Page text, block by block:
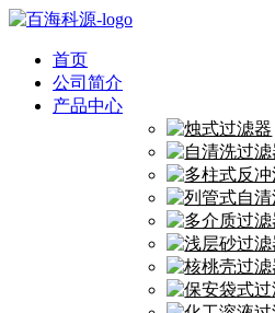
首页
公司简介
产品中心